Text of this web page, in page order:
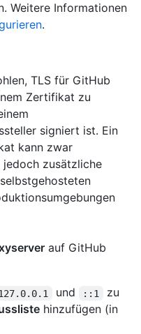
Weitere Informationen
.
TLS für GitHub
Zertifikat zu
signiert ist. Ein
kann zwar
zusätzliche
auf GitHub
und ::1
zu
hinzufügen (in